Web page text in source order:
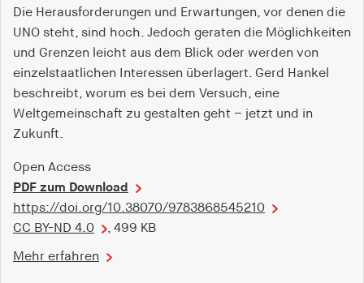
Die Herausforderungen und Erwartungen, vor denen die
UNO steht, sind hoch. Jedoch geraten die Möglichkeiten
und Grenzen leicht aus dem Blick oder werden von
einzelstaatlichen Interessen überlagert. Gerd Hankel
beschreibt, worum es bei dem Versuch, eine
Weltgemeinschaft zu gestalten geht – jetzt und in
Zukunft.
Open Access
PDF zum Download
https://doi.org/10.38070/9783868545210
CC BY-ND 4.0
, 499 KB
Mehr erfahren